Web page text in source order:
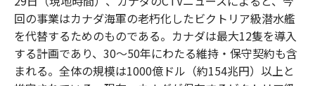
回の事業はカナダ海軍の老朽化したビクトリア級潜水艦
を代替するためのものである。カナダは最大12隻を導入
する計画であり、30～50年にわたる維持・保守契約も含
まれる。全体の規模は1000億ドル（約154兆円）以上と